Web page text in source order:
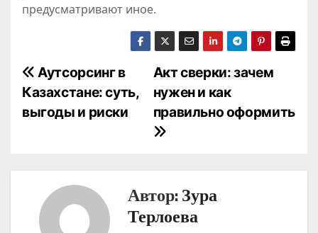
предусматривают иное.
Н
а
Акт сверки: зачем
нужен и как
правильно оформить
Аутсорсинг в
Казахстане: суть,
выгоды и риски
Автор: Зура
Терлоева